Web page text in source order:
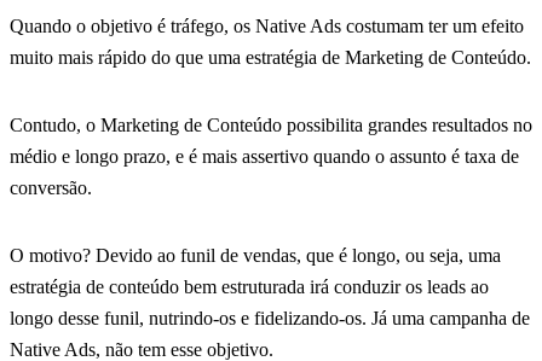
Quando o objetivo é tráfego, os Native Ads costumam ter um efeito
muito mais rápido do que uma estratégia de Marketing de Conteúdo.
Contudo, o Marketing de Conteúdo possibilita grandes resultados no
médio e longo prazo, e é mais assertivo quando o assunto é taxa de
conversão.
O motivo? Devido ao funil de vendas, que é longo, ou seja, uma
estratégia de conteúdo bem estruturada irá conduzir os leads ao
longo desse funil, nutrindo-os e fidelizando-os. Já uma campanha de
Native Ads, não tem esse objetivo.